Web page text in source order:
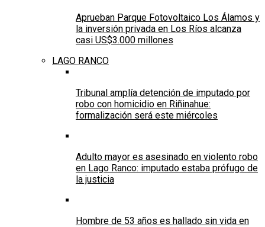
Aprueban Parque Fotovoltaico Los Álamos y
la inversión privada en Los Ríos alcanza
casi US$3.000 millones
LAGO RANCO
Tribunal amplía detención de imputado por
robo con homicidio en Riñinahue:
formalización será este miércoles
Adulto mayor es asesinado en violento robo
en Lago Ranco: imputado estaba prófugo de
la justicia
Hombre de 53 años es hallado sin vida en